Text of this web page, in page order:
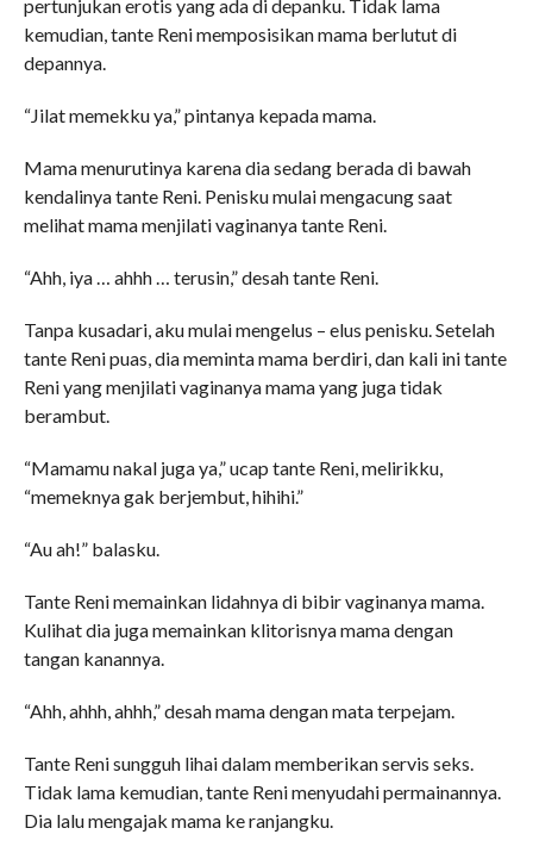
pertunjukan erotis yang ada di depanku. Tidak lama
kemudian, tante Reni memposisikan mama berlutut di
depannya.
“Jilat memekku ya,” pintanya kepada mama.
Mama menurutinya karena dia sedang berada di bawah
kendalinya tante Reni. Penisku mulai mengacung saat
melihat mama menjilati vaginanya tante Reni.
“Ahh, iya … ahhh … terusin,” desah tante Reni.
Tanpa kusadari, aku mulai mengelus – elus penisku. Setelah
tante Reni puas, dia meminta mama berdiri, dan kali ini tante
Reni yang menjilati vaginanya mama yang juga tidak
berambut.
“Mamamu nakal juga ya,” ucap tante Reni, melirikku,
“memeknya gak berjembut, hihihi.”
“Au ah!” balasku.
Tante Reni memainkan lidahnya di bibir vaginanya mama.
Kulihat dia juga memainkan klitorisnya mama dengan
tangan kanannya.
“Ahh, ahhh, ahhh,” desah mama dengan mata terpejam.
Tante Reni sungguh lihai dalam memberikan servis seks.
Tidak lama kemudian, tante Reni menyudahi permainannya.
Dia lalu mengajak mama ke ranjangku.